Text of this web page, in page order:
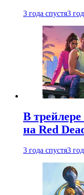
3 года спустя3
В
на Red
3 года спустя3